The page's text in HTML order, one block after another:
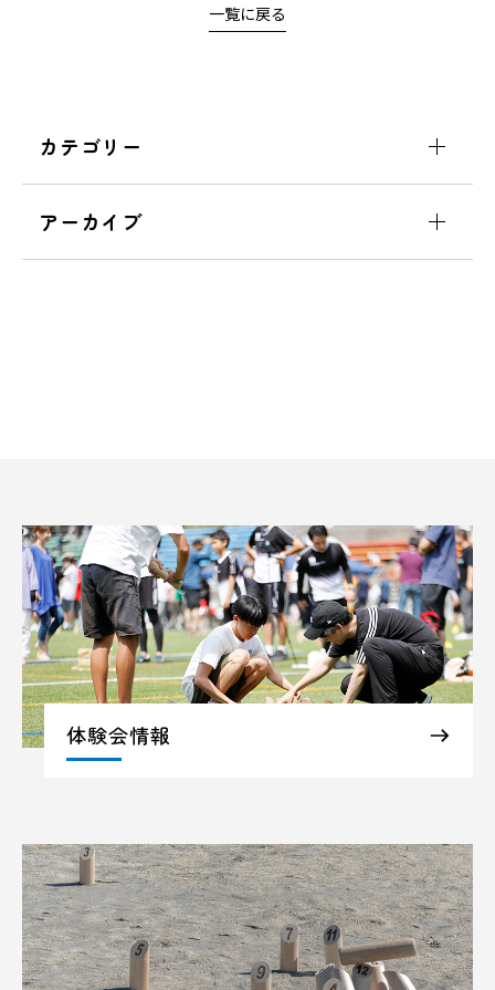
一覧に戻る
カテゴリー
アーカイブ
体験会情報